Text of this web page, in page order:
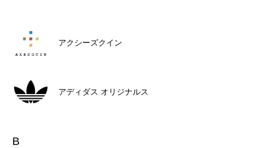
アクシーズクイン
アディダス オリジナルス
B